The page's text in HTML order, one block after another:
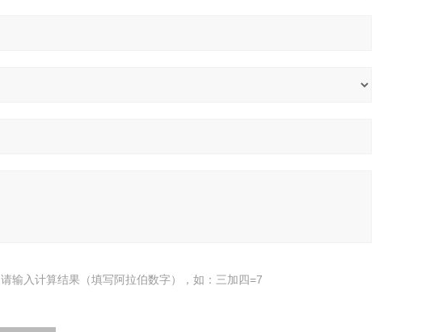
请输入计算结果（填写阿拉伯数字），如：三加四=7